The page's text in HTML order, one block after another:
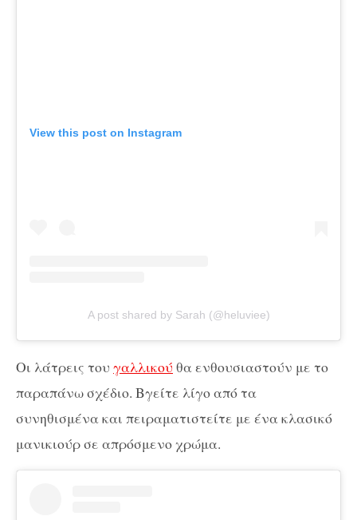
View this post on Instagram
A post shared by Sarah (@heluviee)
Οι λάτρεις του γαλλικού θα ενθουσιαστούν με το
παραπάνω σχέδιο. Βγείτε λίγο από τα
συνηθισμένα και πειραματιστείτε με ένα κλασικό
μανικιούρ σε απρόσμενο χρώμα.